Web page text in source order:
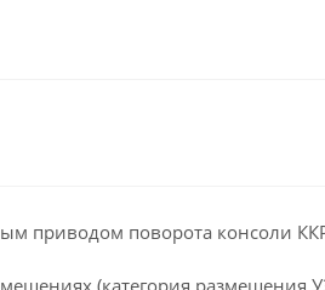
приводом поворота консоли
(категория